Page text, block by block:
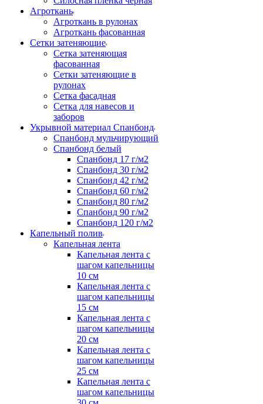
Агроткань
Агроткань в рулонах
Агроткань фасованная
Сетки затеняющие
Сетка затеняющая
фасованная
Сетки затеняющие в
рулонах
Сетка фасадная
Сетка для навесов и
заборов
Укрывной материал Спанбонд
Спанбонд мульчирующий
Спанбонд белый
Спанбонд 17 г/м2
Спанбонд 30 г/м2
Спанбонд 42 г/м2
Спанбонд 60 г/м2
Спанбонд 80 г/м2
Спанбонд 90 г/м2
Спанбонд 120 г/м2
Капельный полив
Капельная лента
Капельная лента с
шагом капельницы
10 см
Капельная лента с
шагом капельницы
15 см
Капельная лента с
шагом капельницы
20 см
Капельная лента с
шагом капельницы
25 см
Капельная лента с
шагом капельницы